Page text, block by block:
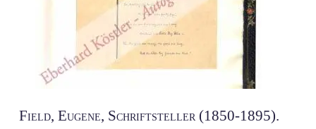
Field, Eugene, Schriftsteller (1850-1895).